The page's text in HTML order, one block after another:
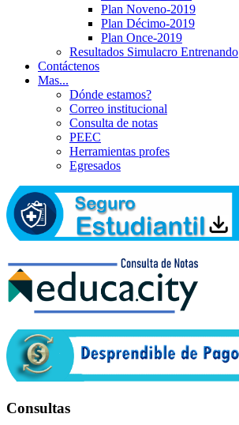
Plan Noveno-2019
Plan Décimo-2019
Plan Once-2019
Resultados Simulacro Entrenando
Contáctenos
Mas...
Dónde estamos?
Correo institucional
Consulta de notas
PEEC
Herramientas profes
Egresados
Consultas